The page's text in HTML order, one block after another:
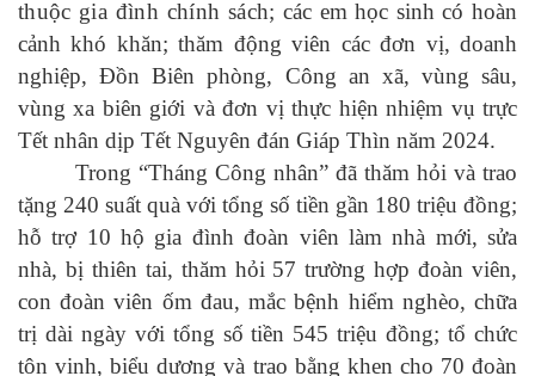
thuộc gia đình chính sách; các em học sinh có hoàn
cảnh khó khăn; thăm động viên các đơn vị, doanh
nghiệp, Đồn Biên phòng, Công an xã, vùng sâu,
vùng xa biên giới và đơn vị thực hiện nhiệm vụ trực
Tết nhân dịp Tết Nguyên đán Giáp Thìn năm 2024.
Trong “Tháng Công nhân” đã thăm hỏi và trao
tặng 240 suất quà với tổng số tiền gần 180 triệu đồng;
hỗ trợ 10 hộ gia đình đoàn viên làm nhà mới, sửa
nhà, bị thiên tai, thăm hỏi 57 trường hợp đoàn viên,
con đoàn viên ốm đau, mắc bệnh hiểm nghèo, chữa
trị dài ngày với tổng số tiền 545 triệu đồng;tổ chức
tôn vinh, biểu dương và trao bằng khen cho 70 đoàn